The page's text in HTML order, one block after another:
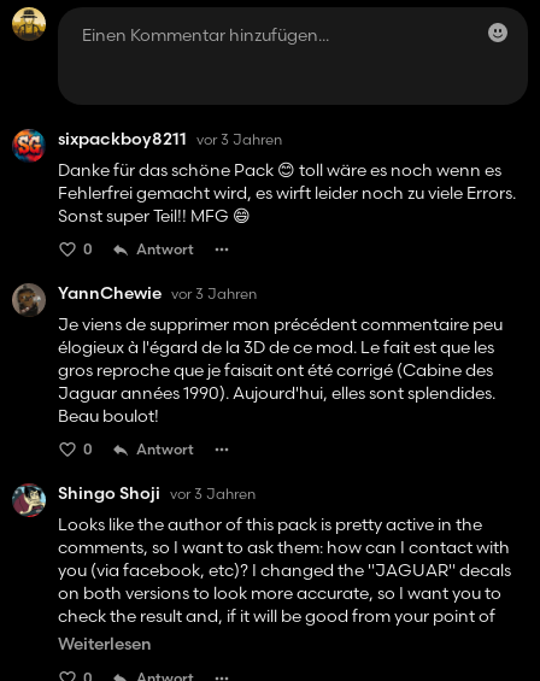
sixpackboy8211 vor 3 Jahren
Danke für das schöne Pack 😊 toll wäre es noch wenn es
Fehlerfrei gemacht wird, es wirft leider noch zu viele Errors.
Sonst super Teil!! MFG 😄
0 Antwort
YannChewie vor 3 Jahren
Je viens de supprimer mon précédent commentaire peu
élogieux à l'égard de la 3D de ce mod. Le fait est que les
gros reproche que je faisait ont été corrigé (Cabine des
Jaguar années 1990). Aujourd'hui, elles sont splendides.
Beau boulot!
0 Antwort
Shingo Shoji vor 3 Jahren
Looks like the author of this pack is pretty active in the
comments, so I want to ask them: how can I contact with
you (via facebook, etc)? I changed the "JAGUAR" decals
on both versions to look more accurate, so I want you to
check the result and, if it will be good from your point of
view, include it in the next update. And thanks in advance
Weiterlesen